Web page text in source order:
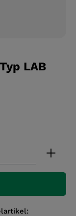
5 Sternen
LAB
Wert